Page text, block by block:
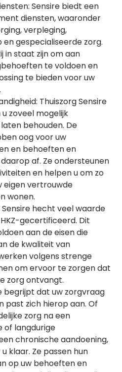
Sensire biedt een
diensten, waaronder
verpleging,
en gespecialiseerde zorg.
in staat zijn om aan
te voldoen en
te bieden voor uw
Thuiszorg Sensire
zoveel mogelijk
behouden. De
oog voor uw
en behoeften en
af. Ze ondersteunen
en helpen u om zo
eigen vertrouwde
wonen.
hecht veel waarde
gecertificeerd. Dit
aan de eisen die
de kwaliteit van
volgens strenge
om ervoor te zorgen dat
zorg ontvangt.
begrijpt dat uw zorgvraag
past zich hierop aan. Of
zorg na een
of langdurige
chronische aandoening,
klaar. Ze passen hun
op uw behoeften en